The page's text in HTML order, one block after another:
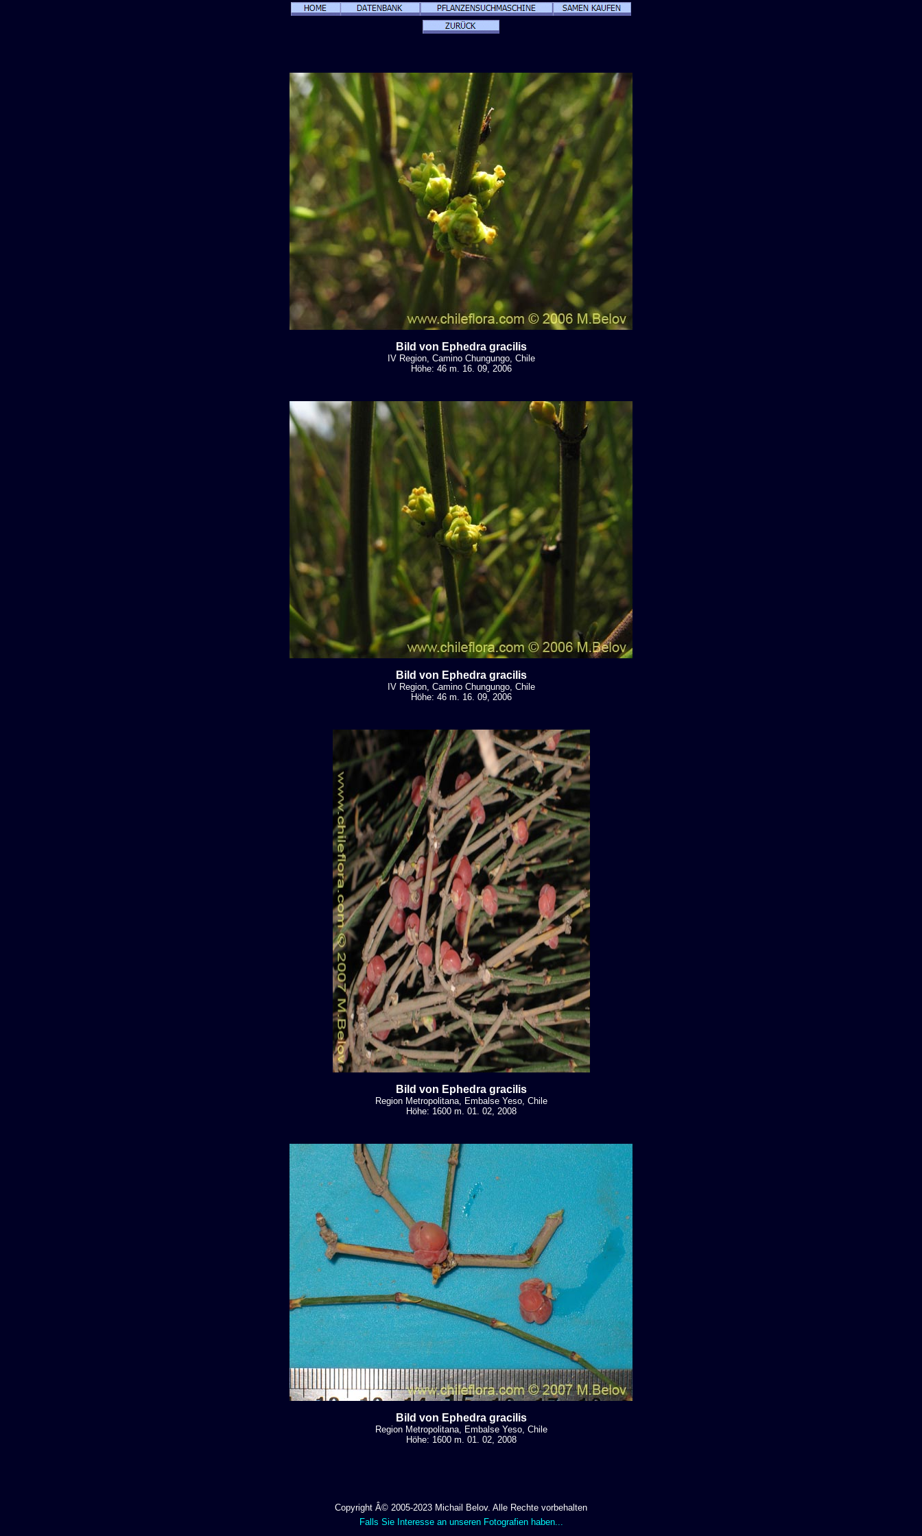
Bild von Ephedra gracilis
IV Region, Camino Chungungo, Chile
Höhe: 46 m. 16. 09, 2006
Bild von Ephedra gracilis
IV Region, Camino Chungungo, Chile
Höhe: 46 m. 16. 09, 2006
Bild von Ephedra gracilis
Region Metropolitana, Embalse Yeso, Chile
Höhe: 1600 m. 01. 02, 2008
Bild von Ephedra gracilis
Region Metropolitana, Embalse Yeso, Chile
Höhe: 1600 m. 01. 02, 2008
Copyright Â© 2005-2023 Michail Belov. Alle Rechte vorbehalten
Falls Sie Interesse an unseren Fotografien haben...